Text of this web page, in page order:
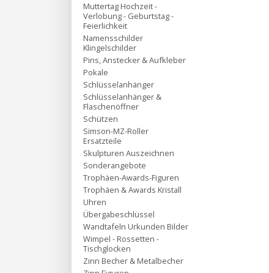
Muttertag Hochzeit -
Verlobung - Geburtstag -
Feierlichkeit
Namensschilder
Klingelschilder
Pins, Anstecker & Aufkleber
Pokale
Schlüsselanhänger
Schlüsselanhänger &
Flaschenöffner
Schützen
Simson-MZ-Roller
Ersatzteile
Skulpturen Auszeichnen
Sonderangebote
Trophäen-Awards-Figuren
Trophäen & Awards Kristall
Uhren
Übergabeschlüssel
Wandtafeln Urkunden Bilder
Wimpel - Rossetten -
Tischglocken
Zinn Becher & Metalbecher